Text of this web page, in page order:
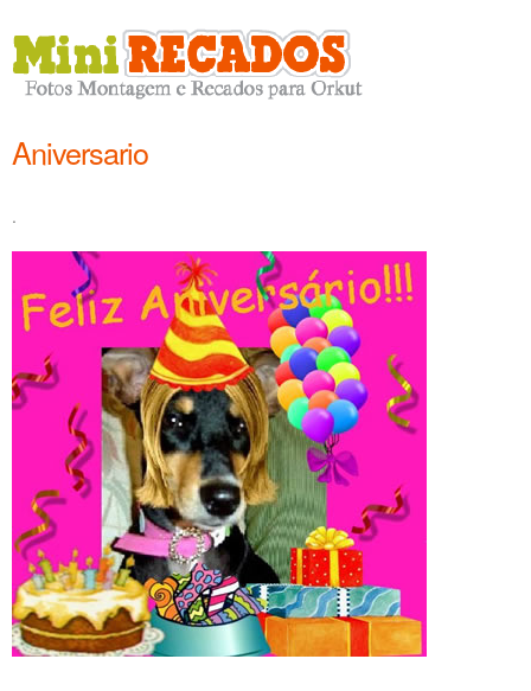
Aniversario
.